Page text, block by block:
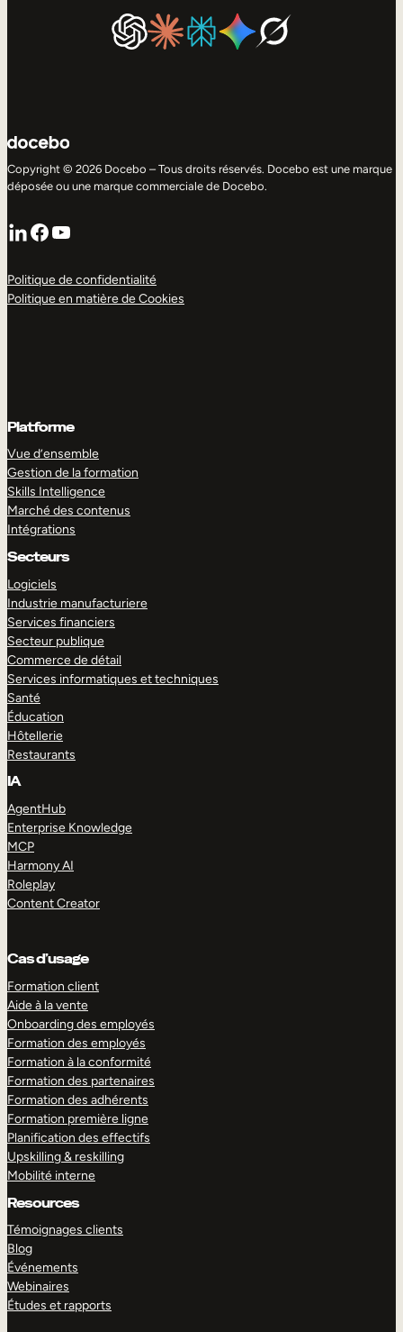
Copyright © 2026 Docebo – Tous droits réservés. Docebo est une marque
déposée ou une marque commerciale de Docebo.
LinkedIn
Facebook
YouTube
Politique de confidentialité
Politique en matière de Cookies
Platforme
Vue d’ensemble
Gestion de la formation
Skills Intelligence
Marché des contenus
Intégrations
Secteurs
Logiciels
Industrie manufacturiere
Services financiers
Secteur publique
Commerce de détail
Services informatiques et techniques
Santé
Éducation
Hôtellerie
Restaurants
IA
AgentHub
Enterprise Knowledge
MCP
Harmony AI
Roleplay
Content Creator
Cas d’usage
Formation client
Aide à la vente
Onboarding des employés
Formation des employés
Formation à la conformité
Formation des partenaires
Formation des adhérents
Formation première ligne
Planification des effectifs
Upskilling & reskilling
Mobilité interne
Resources
Témoignages clients
Blog
Événements
Webinaires
Études et rapports